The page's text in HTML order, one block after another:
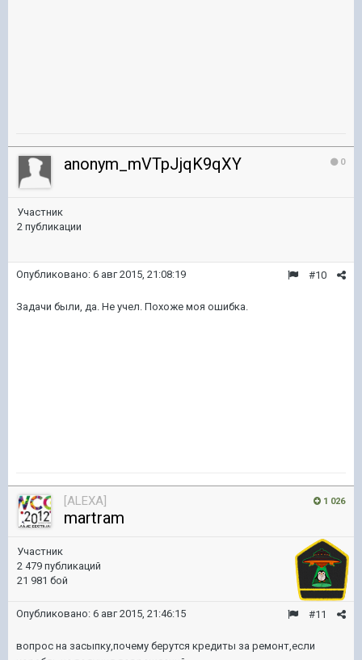
0
anonym_mVTpJjqK9qXY
Участник
2 публикации
#10
Опубликовано: 6 авг 2015, 21:08:19
Задачи были, да. Не учел. Похоже моя ошибка.
1 026
[ALEXA]
martram
Участник
2 479 публикаций
21 981 бой
#11
Опубликовано: 6 авг 2015, 21:46:15
вопрос на засыпку,почему берутся кредиты за ремонт,если